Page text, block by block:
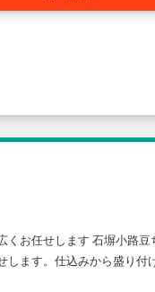
お任せします 石塀小路
します。仕込みから盛り